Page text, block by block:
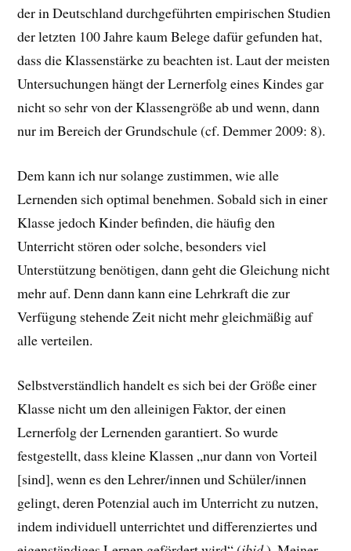
der in Deutschland durchgeführten empirischen Studien
der letzten 100 Jahre kaum Belege dafür gefunden hat,
dass die Klassenstärke zu beachten ist. Laut der meisten
Untersuchungen hängt der Lernerfolg eines Kindes gar
nicht so sehr von der Klassengröße ab und wenn, dann
nur im Bereich der Grundschule (cf. Demmer 2009: 8).
Dem kann ich nur solange zustimmen, wie alle
Lernenden sich optimal benehmen. Sobald sich in einer
Klasse jedoch Kinder befinden, die häufig den
Unterricht stören oder solche, besonders viel
Unterstützung benötigen, dann geht die Gleichung nicht
mehr auf. Denn dann kann eine Lehrkraft die zur
Verfügung stehende Zeit nicht mehr gleichmäßig auf
alle verteilen.
Selbstverständlich handelt es sich bei der Größe einer
Klasse nicht um den alleinigen Faktor, der einen
Lernerfolg der Lernenden garantiert. So wurde
festgestellt, dass kleine Klassen „nur dann von Vorteil
[sind], wenn es den Lehrer/innen und Schüler/innen
gelingt, deren Potenzial auch im Unterricht zu nutzen,
indem individuell unterrichtet und differenziertes und